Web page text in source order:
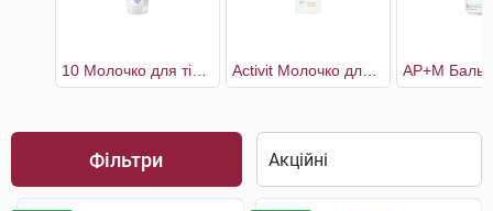
Фільтри